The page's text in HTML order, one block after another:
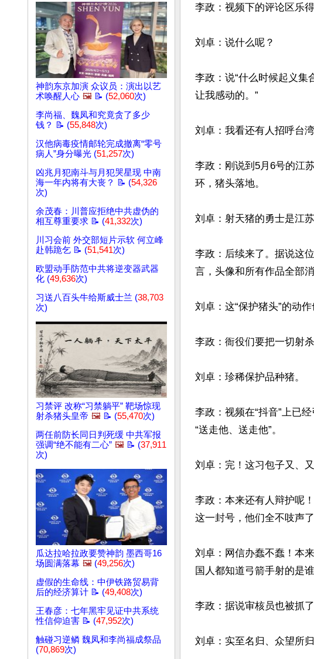
神韵东京加演 众议员：演出以艺
术唤醒人心 🖼️ 📝 (52,060次)
李尚福、魏凤和究竟贪了多少
钱？ 📝 (55,848次)
汉他病毒疫情邮轮完成撤离“零号
病人”身分曝光 (51,257次)
凶兆月犯南斗与月犯哭星现 中南
海一年内将有大丧？ 📝 (54,326
次)
余茂春：川普应拒绝中共虚伪的
相互尊重要求 📝 (41,332次)
川习会前 外交部短片示软 何立峰
赴韩跪乞 📝 (51,541次)
欧盟动手防范中共将逆变器武器
化 (49,636次)
习送八百头牛给斯威士兰 (38,703
次)
习禁评 改称“习禁躺平” 靶场惊现
射杀猪头皇帝 🖼️ 📝 (55,470次)
两任前防长同日判死缓 中共军报
强调“绝不能有二心” 🖼️ 📝 (37,911
次)
瓜达拉哈拉政要赞神韵 墨西哥16
场圆满落幕 🖼️ (49,256次)
虚假的生命线：中伊铁路贸易背
后的经济算计 📝 (49,408次)
王春彦：七年黑牢见证中共系统
性信仰迫害 📝 (47,952次)
触碰习逆鳞 魏凤和李尚福成祭品
(70,869次)
李政：视频下的评论区乐
刘卓：说什么呢？
李政：说“什么时候起义集
让我感动的。”
刘卓：我看还有人招呼台
李政：刚说到5月6号的江
环，猪头落地。
刘卓：射天猪的勇士是江苏
李政：后续来了。据说这
言，头像和所有作品全部消
刘卓：这“保护猪头”的动
李政：衙役们要把一切射
刘卓：珍稀保护品种猪。
李政：视频在“抖音”上已
“送走他、送走他”。
刘卓：完！这习包子又、又
李政：本来还有人辩护呢
这一封号，他们全不吱声了
刘卓：网信办蠢不蠢！本
国人都知道弓箭手射的是谁
李政：据说审核员也被抓
刘卓：实至名归、众望所归